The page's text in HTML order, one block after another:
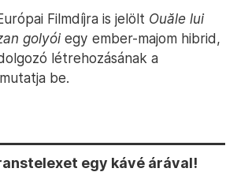
Filmdíjra is jelölt Ouăle lui
golyóiegy ember-majom hibrid,
létrehozásának a
be.
egy kávé árával!